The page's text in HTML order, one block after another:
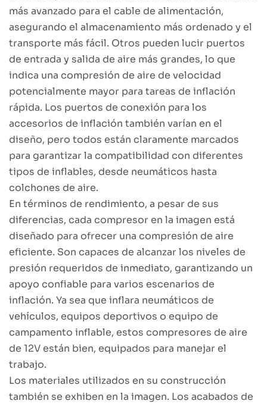
más avanzado para el cable de alimentación,
asegurando el almacenamiento más ordenado y el
transporte más fácil. Otros pueden lucir puertos
de entrada y salida de aire más grandes, lo que
indica una compresión de aire de velocidad
potencialmente mayor para tareas de inflación
rápida. Los puertos de conexión para los
accesorios de inflación también varían en el
diseño, pero todos están claramente marcados
para garantizar la compatibilidad con diferentes
tipos de inflables, desde neumáticos hasta
colchones de aire.
En términos de rendimiento, a pesar de sus
diferencias, cada compresor en la imagen está
diseñado para ofrecer una compresión de aire
eficiente. Son capaces de alcanzar los niveles de
presión requeridos de inmediato, garantizando un
apoyo confiable para varios escenarios de
inflación. Ya sea que inflara neumáticos de
vehículos, equipos deportivos o equipo de
campamento inflable, estos compresores de aire
de 12V están bien, equipados para manejar el
trabajo.
Los materiales utilizados en su construcción
también se exhiben en la imagen. Los acabados de